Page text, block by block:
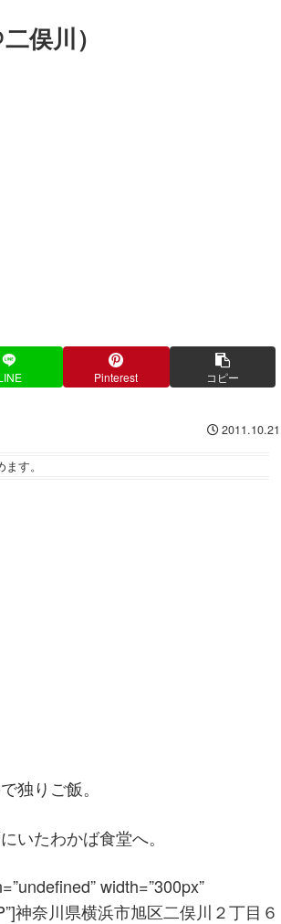
俣川）
Pinterest コピー
2011.10.21
す。
独りご飯。
いたわかば食堂へ。
width=”300px”
神奈川県横浜市旭区二俣川２丁目６